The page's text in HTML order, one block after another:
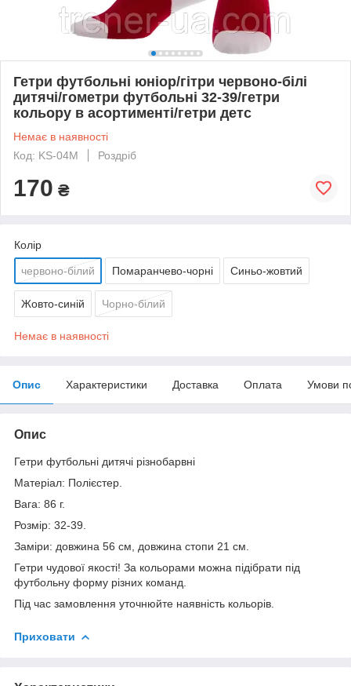
Гетри футбольні юніор/гітри червоно-білі
дитячі/гометри футбольні 32-39/гетри
кольору в асортименті/гетри детс
Немає в наявності
Код: KS-04M
Роздріб
170 ₴
Колір
червоно-білий Помаранчево-чорні Синьо-жовтий
Жовто-синій Чорно-білий
Немає в наявності
Опис Характеристики Доставка Оплата Умови
Опис
Гетри футбольні дитячі різнобарвні
Матеріал: Полієстер.
Вага: 86 г.
Розмір: 32-39.
Заміри: довжина 56 см, довжина стопи 21 см.
Гетри чудової якості! За кольорами можна підібрати під
футбольну форму різних команд.
Під час замовлення уточнюйте наявність кольорів.
Приховати